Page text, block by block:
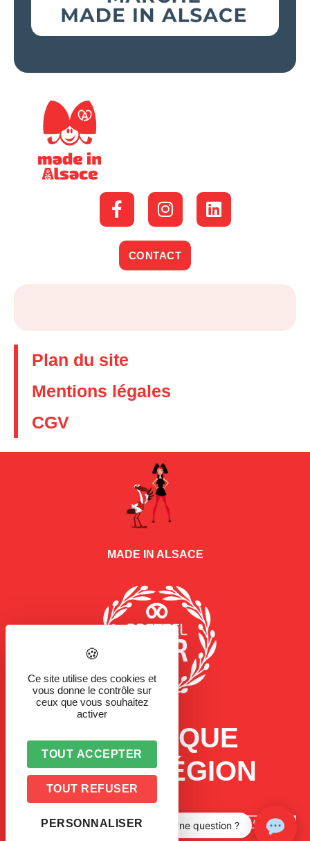
CONTACT
Plan du site
Mentions légales
CGV
MADE IN ALSACE
LA MARQUE
D'UNE RÉGION
Une question ?
Ce site utilise des cookies et
vous donne le contrôle sur
ceux que vous souhaitez
activer
TOUT ACCEPTER
TOUT REFUSER
PERSONNALISER